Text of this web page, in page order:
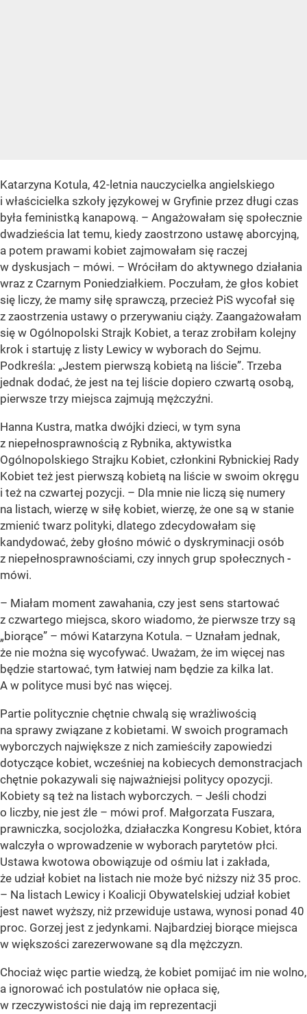
Katarzyna Kotula, 42-letnia nauczycielka angielskiego
i właścicielka szkoły językowej w Gryfinie przez długi czas
była feministką kanapową. – Angażowałam się społecznie
dwadzieścia lat temu, kiedy zaostrzono ustawę aborcyjną,
a potem prawami kobiet zajmowałam się raczej
w dyskusjach – mówi. – Wróciłam do aktywnego działania
wraz z Czarnym Poniedziałkiem. Poczułam, że głos kobiet
się liczy, że mamy siłę sprawczą, przecież PiS wycofał się
z zaostrzenia ustawy o przerywaniu ciąży. Zaangażowałam
się w Ogólnopolski Strajk Kobiet, a teraz zrobiłam kolejny
krok i startuję z listy Lewicy w wyborach do Sejmu.
Podkreśla: „Jestem pierwszą kobietą na liście”. Trzeba
jednak dodać, że jest na tej liście dopiero czwartą osobą,
pierwsze trzy miejsca zajmują mężczyźni.
Hanna Kustra, matka dwójki dzieci, w tym syna
z niepełnosprawnością z Rybnika, aktywistka
Ogólnopolskiego Strajku Kobiet, członkini Rybnickiej Rady
Kobiet też jest pierwszą kobietą na liście w swoim okręgu
i też na czwartej pozycji. – Dla mnie nie liczą się numery
na listach, wierzę w siłę kobiet, wierzę, że one są w stanie
zmienić twarz polityki, dlatego zdecydowałam się
kandydować, żeby głośno mówić o dyskryminacji osób
z niepełnosprawnościami, czy innych grup społecznych -
mówi.
– Miałam moment zawahania, czy jest sens startować
z czwartego miejsca, skoro wiadomo, że pierwsze trzy są
„biorące” – mówi Katarzyna Kotula. – Uznałam jednak,
że nie można się wycofywać. Uważam, że im więcej nas
będzie startować, tym łatwiej nam będzie za kilka lat.
A w polityce musi być nas więcej.
Partie politycznie chętnie chwalą się wrażliwością
na sprawy związane z kobietami. W swoich programach
wyborczych największe z nich zamieściły zapowiedzi
dotyczące kobiet, wcześniej na kobiecych demonstracjach
chętnie pokazywali się najważniejsi politycy opozycji.
Kobiety są też na listach wyborczych. – Jeśli chodzi
o liczby, nie jest źle – mówi prof. Małgorzata Fuszara,
prawniczka, socjolożka, działaczka Kongresu Kobiet, która
walczyła o wprowadzenie w wyborach parytetów płci.
Ustawa kwotowa obowiązuje od ośmiu lat i zakłada,
że udział kobiet na listach nie może być niższy niż 35 proc.
– Na listach Lewicy i Koalicji Obywatelskiej udział kobiet
jest nawet wyższy, niż przewiduje ustawa, wynosi ponad 40
proc. Gorzej jest z jedynkami. Najbardziej biorące miejsca
w większości zarezerwowane są dla mężczyzn.
Chociaż więc partie wiedzą, że kobiet pomijać im nie wolno,
a ignorować ich postulatów nie opłaca się,
w rzeczywistości nie dają im reprezentacji